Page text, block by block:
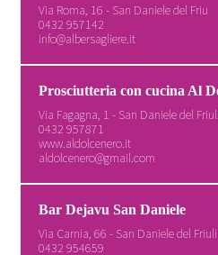
Via Roma, 16 - San Daniele del Friu
0432 957142
info@albersagliere.it
Prosciutteria con cucina Al
Via Fagagna, 1 - San Daniele del Friuli
0432 957871
www.aldolcenero.it
aldolcenero@gmail.com
Bar Dejavu San Daniele
Via Carnia, 66 - San Daniele del Friuli
0432 954659